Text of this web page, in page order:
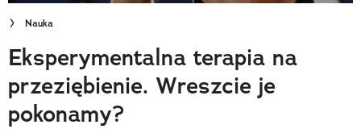
Wielki Konkurs Fotograficzny
Trendbook Podróżniczy
Polecane
Nauka
Eksperymentalna terapia na
przeziębienie. Wreszcie je
pokonamy?